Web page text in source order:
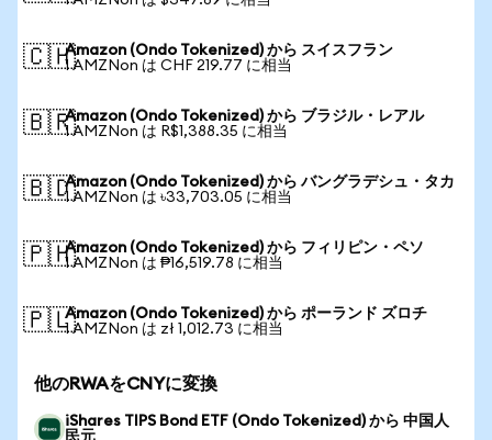
🇨🇭Amazon (Ondo Tokenized) から スイスフラン
1 AMZNon は CHF 219.77 に相当
🇧🇷Amazon (Ondo Tokenized) から ブラジル・レアル
1 AMZNon は R$1,388.35 に相当
🇧🇩Amazon (Ondo Tokenized) から バングラデシュ・タカ
1 AMZNon は ৳33,703.05 に相当
🇵🇭Amazon (Ondo Tokenized) から フィリピン・ペソ
1 AMZNon は ₱16,519.78 に相当
🇵🇱Amazon (Ondo Tokenized) から ポーランド ズロチ
1 AMZNon は zł 1,012.73 に相当
他のRWAをCNYに変換
iShares TIPS Bond ETF (Ondo Tokenized) から 中国人
民元